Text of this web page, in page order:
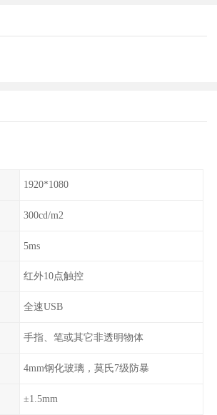
1920*1080
300cd/m2
5ms
红外10点触控
全速USB
手指、笔或其它非透明物体
4mm钢化玻璃，莫氏7级防暴
±1.5mm